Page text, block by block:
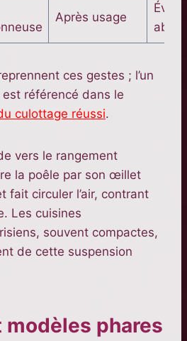
Après usage
ces gestes ; l’un
référencé dans le
culottage réussi.
vers le rangement
la poêle par son œillet
fait circuler l’air, contrant
Les cuisines
souvent compactes,
de cette suspension
modèles phares